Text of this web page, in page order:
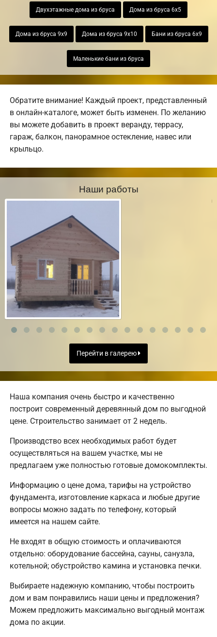
Двухэтажные дома из бруса Дома из бруса 6х5
Дома из бруса 9х9 Дома из бруса 9х10 Бани из бруса 6х9
Маленькие бани из бруса
Обратите внимание! Каждый проект, представленный
в онлайн-каталоге, может быть изменен. По желанию
вы можете добавить в проект веранду, террасу,
гараж, балкон, панорамное остекление, навес или
крыльцо.
Наши работы
Перейти в галерею
Наша компания очень быстро и качественно
построит современный деревянный дом по выгодной
цене. Строительство занимает от 2 недель.
Производство всех необходимых работ будет
осуществляться на вашем участке, мы не
предлагаем уже полностью готовые домокомплекты.
Информацию о цене дома, тарифы на устройство
фундамента, изготовление каркаса и любые другие
вопросы можно задать по телефону, который
имеется на нашем сайте.
Не входят в общую стоимость и оплачиваются
отдельно: оборудование бассейна, сауны, санузла,
котельной; обустройство камина и установка печки.
Выбираете надежную компанию, чтобы построить
дом и вам понравились наши цены и предложения?
Можем предложить максимально выгодный монтаж
дома по акции.